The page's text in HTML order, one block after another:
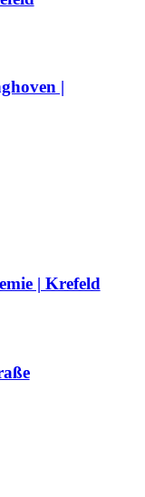
|
| Krefeld